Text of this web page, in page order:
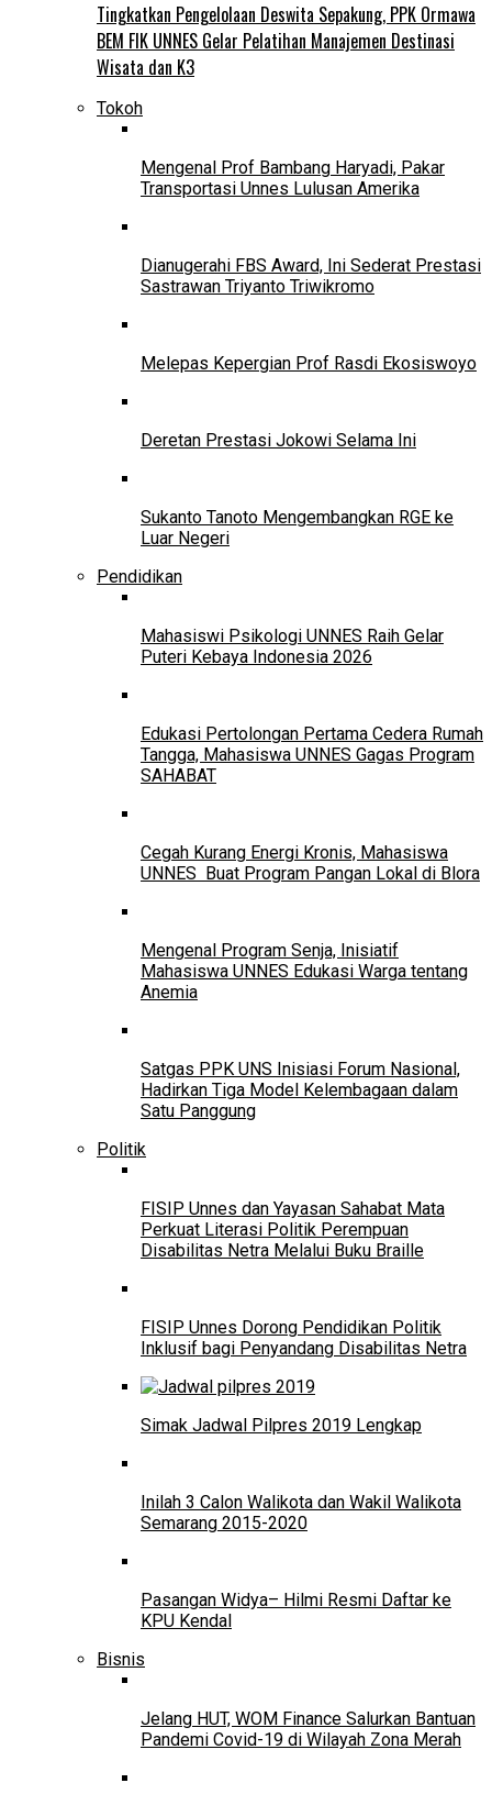
Tingkatkan Pengelolaan Deswita Sepakung, PPK Ormawa
BEM FIK UNNES Gelar Pelatihan Manajemen Destinasi
Wisata dan K3
Tokoh
Mengenal Prof Bambang Haryadi, Pakar
Transportasi Unnes Lulusan Amerika
Dianugerahi FBS Award, Ini Sederat Prestasi
Sastrawan Triyanto Triwikromo
Melepas Kepergian Prof Rasdi Ekosiswoyo
Deretan Prestasi Jokowi Selama Ini
Sukanto Tanoto Mengembangkan RGE ke
Luar Negeri
Pendidikan
Mahasiswi Psikologi UNNES Raih Gelar
Puteri Kebaya Indonesia 2026
Edukasi Pertolongan Pertama Cedera Rumah
Tangga, Mahasiswa UNNES Gagas Program
SAHABAT
Cegah Kurang Energi Kronis, Mahasiswa
UNNES Buat Program Pangan Lokal di Blora
Mengenal Program Senja, Inisiatif
Mahasiswa UNNES Edukasi Warga tentang
Anemia
Satgas PPK UNS Inisiasi Forum Nasional,
Hadirkan Tiga Model Kelembagaan dalam
Satu Panggung
Politik
FISIP Unnes dan Yayasan Sahabat Mata
Perkuat Literasi Politik Perempuan
Disabilitas Netra Melalui Buku Braille
FISIP Unnes Dorong Pendidikan Politik
Inklusif bagi Penyandang Disabilitas Netra
Simak Jadwal Pilpres 2019 Lengkap
Inilah 3 Calon Walikota dan Wakil Walikota
Semarang 2015-2020
Pasangan Widya– Hilmi Resmi Daftar ke
KPU Kendal
Bisnis
Jelang HUT, WOM Finance Salurkan Bantuan
Pandemi Covid-19 di Wilayah Zona Merah